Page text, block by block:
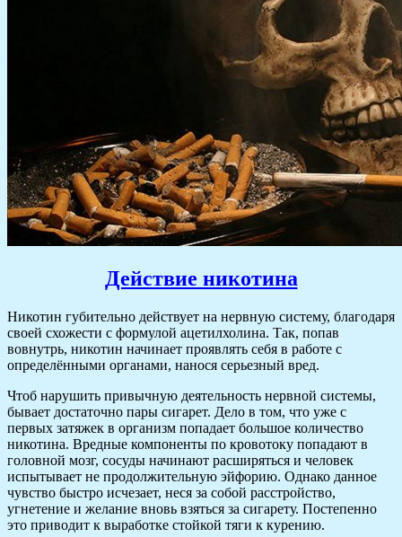
Действие никотина
Никотин губительно действует на нервную систему, благодаря
своей схожести с формулой ацетилхолина. Так, попав
вовнутрь, никотин начинает проявлять себя в работе с
определёнными органами, нанося серьезный вред.
Чтоб нарушить привычную деятельность нервной системы,
бывает достаточно пары сигарет. Дело в том, что уже с
первых затяжек в организм попадает большое количество
никотина. Вредные компоненты по кровотоку попадают в
головной мозг, сосуды начинают расширяться и человек
испытывает не продолжительную эйфорию. Однако данное
чувство быстро исчезает, неся за собой расстройство,
угнетение и желание вновь взяться за сигарету. Постепенно
это приводит к выработке стойкой тяги к курению.